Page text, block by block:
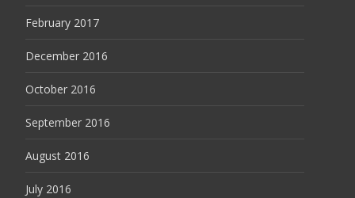
February 2017
December 2016
October 2016
September 2016
August 2016
July 2016